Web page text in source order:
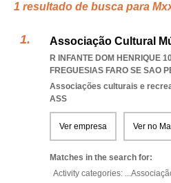
1 resultado de busca para
Associação Cultural
R INFANTE DOM HENRIQUE
FREGUESIAS FARO SE SAO
Associações culturais e
ASS
Ver empresa Ver no
Matches in the search for:
Activity categories: ...